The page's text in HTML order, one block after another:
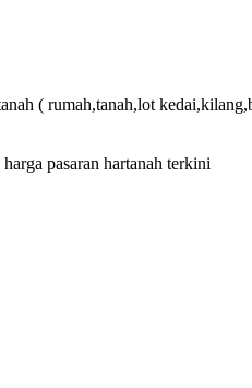
( rumah,tanah,lot
pasaran hartanah terkini